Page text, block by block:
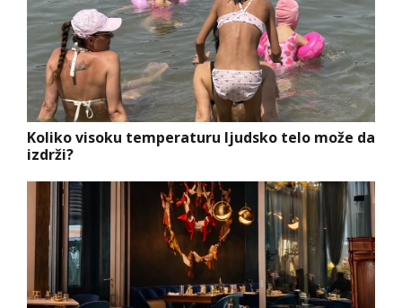
Koliko visoku temperaturu ljudsko telo može da
izdrži?